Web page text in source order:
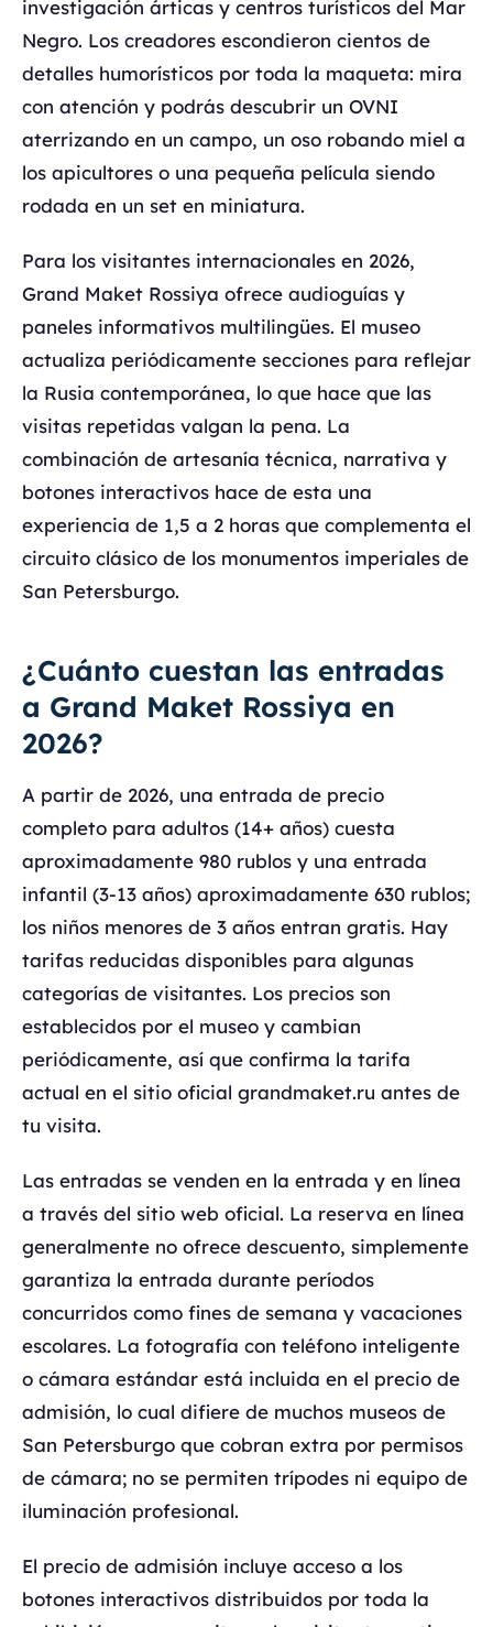
investigación árticas y centros turísticos del Mar
Negro. Los creadores escondieron cientos de
detalles humorísticos por toda la maqueta: mira
con atención y podrás descubrir un OVNI
aterrizando en un campo, un oso robando miel a
los apicultores o una pequeña película siendo
rodada en un set en miniatura.
Para los visitantes internacionales en 2026,
Grand Maket Rossiya ofrece audioguías y
paneles informativos multilingües. El museo
actualiza periódicamente secciones para reflejar
la Rusia contemporánea, lo que hace que las
visitas repetidas valgan la pena. La
combinación de artesanía técnica, narrativa y
botones interactivos hace de esta una
experiencia de 1,5 a 2 horas que complementa el
circuito clásico de los monumentos imperiales de
San Petersburgo.
¿Cuánto cuestan las entradas
a Grand Maket Rossiya en
2026?
A partir de 2026, una entrada de precio
completo para adultos (14+ años) cuesta
aproximadamente 980 rublos y una entrada
infantil (3-13 años) aproximadamente 630 rublos;
los niños menores de 3 años entran gratis. Hay
tarifas reducidas disponibles para algunas
categorías de visitantes. Los precios son
establecidos por el museo y cambian
periódicamente, así que confirma la tarifa
actual en el sitio oficial grandmaket.ru antes de
tu visita.
Las entradas se venden en la entrada y en línea
a través del sitio web oficial. La reserva en línea
generalmente no ofrece descuento, simplemente
garantiza la entrada durante períodos
concurridos como fines de semana y vacaciones
escolares. La fotografía con teléfono inteligente
o cámara estándar está incluida en el precio de
admisión, lo cual difiere de muchos museos de
San Petersburgo que cobran extra por permisos
de cámara; no se permiten trípodes ni equipo de
iluminación profesional.
El precio de admisión incluye acceso a los
botones interactivos distribuidos por toda la